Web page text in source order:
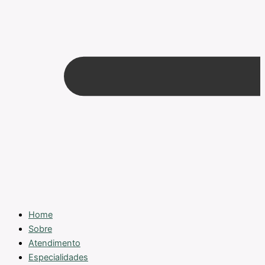
Home
Sobre
Atendimento
Especialidades